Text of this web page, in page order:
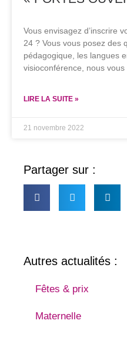
Vous envisagez d’inscrire
24 ? Vous vous posez des
pédagogique, les langues
visioconférence, nous
LIRE LA SUITE »
21 novembre 2022
Partager sur :
Autres actualités :
Fêtes & prix
Maternelle